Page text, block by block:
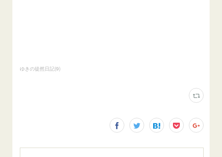
ゆきの徒然日記(9)